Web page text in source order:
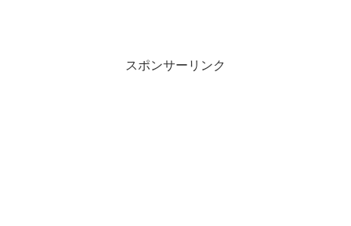
スポンサーリンク